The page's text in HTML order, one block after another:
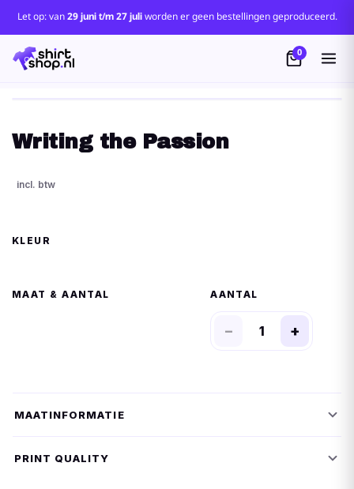
Let op: van29 juni t/m 27 juliworden er geen bestellingen geproduceerd.
0
Writing the Passion
MAAT
− +
MAATINFORMATIE
PRINT QUALITY